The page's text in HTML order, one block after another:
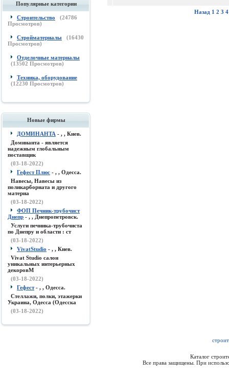
Популярные категории
Строительство (24786
Просмотров)
Стройматериалы (16430
Просмотров)
Отделочные материалы
(13502 Просмотров)
Техника, оборудование
(12230 Просмотров)
Новые фирмы
ДОМИНАНТА - , , Киев.
Доминанта - является
надежным глобальным
поставщик
(03-18-2022)
Гефест Плюс - , , Одесса.
Навесы, Навесы из
поликарборната и другого
материа
(03-18-2022)
ФОП Печник-трубочист
Днепр - , , Днепропетровск.
Услуги печника-трубочиста
по Днепру и области : ст
(03-18-2022)
VivatStudio - , , Киев.
Vivat Studio салон
уникальных интерьерных
декоровМ
(03-18-2022)
Гефест- , , Одесса.
Стеллажи, полки, этажерки
Украина, Одесса (Одесска
(03-18-2022)
Назад 1 2 3 4
Каталог
Все права защищены. При